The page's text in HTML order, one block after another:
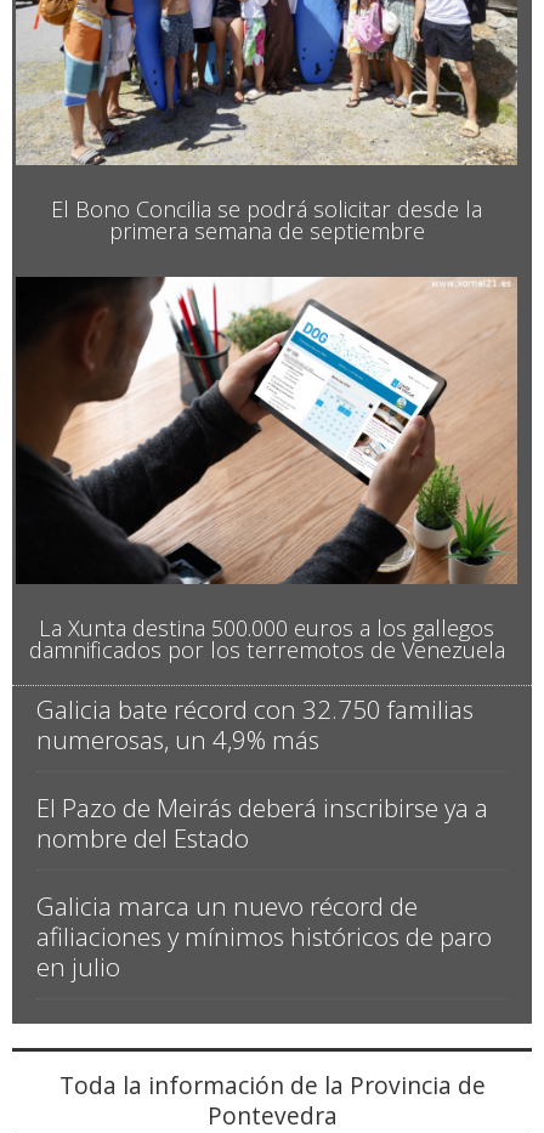
El Bono Concilia se podrá solicitar desde la
primera semana de septiembre
La Xunta destina 500.000 euros a los gallegos
damnificados por los terremotos de Venezuela
Galicia bate récord con 32.750 familias
numerosas, un 4,9% más
El Pazo de Meirás deberá inscribirse ya a
nombre del Estado
Galicia marca un nuevo récord de
afiliaciones y mínimos históricos de paro
en julio
Toda la información de la Provincia de
Pontevedra